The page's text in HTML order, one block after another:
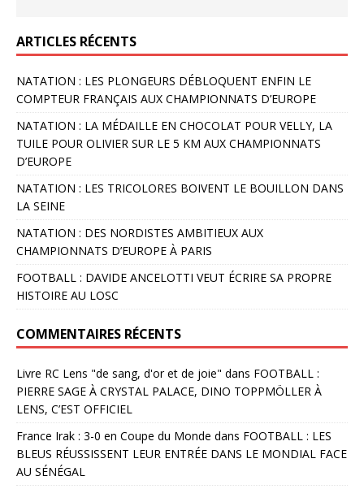
ARTICLES RÉCENTS
NATATION : LES PLONGEURS DÉBLOQUENT ENFIN LE
COMPTEUR FRANÇAIS AUX CHAMPIONNATS D’EUROPE
NATATION : LA MÉDAILLE EN CHOCOLAT POUR VELLY, LA
TUILE POUR OLIVIER SUR LE 5 KM AUX CHAMPIONNATS
D’EUROPE
NATATION : LES TRICOLORES BOIVENT LE BOUILLON DANS
LA SEINE
NATATION : DES NORDISTES AMBITIEUX AUX
CHAMPIONNATS D’EUROPE À PARIS
FOOTBALL : DAVIDE ANCELOTTI VEUT ÉCRIRE SA PROPRE
HISTOIRE AU LOSC
COMMENTAIRES RÉCENTS
Livre RC Lens "de sang, d'or et de joie" dans FOOTBALL :
PIERRE SAGE À CRYSTAL PALACE, DINO TOPPMÖLLER À
LENS, C’EST OFFICIEL
France Irak : 3-0 en Coupe du Monde dans FOOTBALL : LES
BLEUS RÉUSSISSENT LEUR ENTRÉE DANS LE MONDIAL FACE
AU SÉNÉGAL